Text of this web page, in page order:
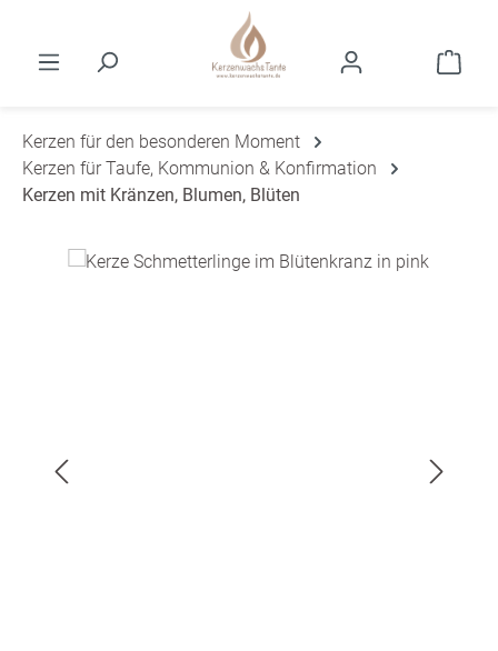
Kerzen für den besonderen Moment
Kerzen für Taufe, Kommunion & Konfirmation
Kerzen mit Kränzen, Blumen, Blüten
Bildergalerie überspringen